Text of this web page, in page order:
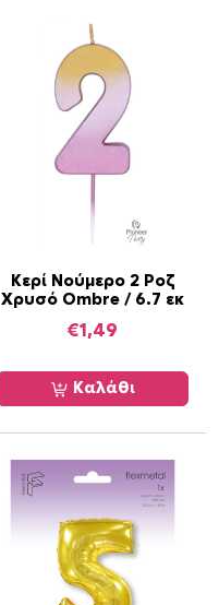
Κερί Νούμερο 2 Ροζ
Χρυσό Ombre / 6.7 εκ
€1,49
Καλάθι